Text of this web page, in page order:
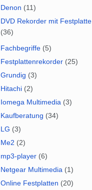
Denon (11)
DVD Rekorder mit Festplatte
(36)
Fachbegriffe (5)
Festplattenrekorder (25)
Grundig (3)
Hitachi (2)
Iomega Multimedia (3)
Kaufberatung (34)
LG (3)
Me2 (2)
mp3-player (6)
Netgear Multimedia (1)
Online Festplatten (20)